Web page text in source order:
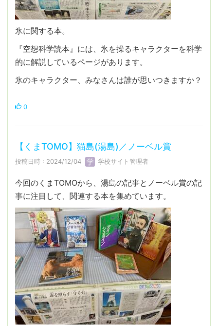
氷に関する本。
『空想科学読本』には、氷を操るキャラクターを科学
的に解説しているページがあります。
氷のキャラクター、みなさんは誰が思いつきますか？
0
【くまTOMO】猫島(湯島)／ノーベル賞
投稿日時 : 2024/12/04 学校サイト管理者
今回のくまTOMOから、湯島の記事とノーベル賞の記
事に注目して、関連する本を集めています。